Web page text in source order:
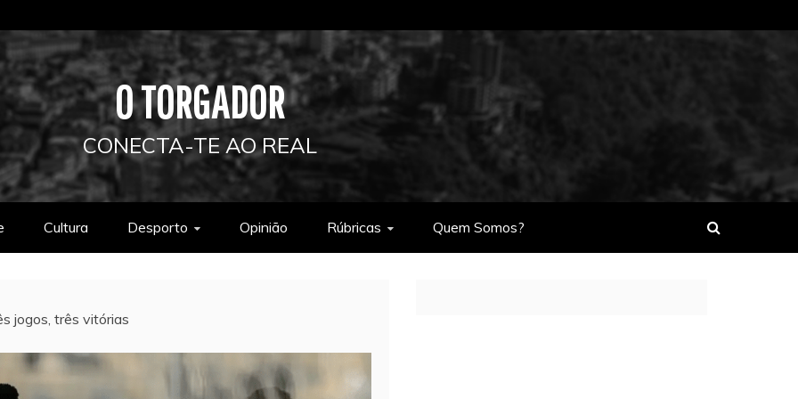
O TORGADOR
CONECTA-TE AO REAL
Cultura Desporto Opinião Rúbricas Quem Somos?
jogos, três vitórias